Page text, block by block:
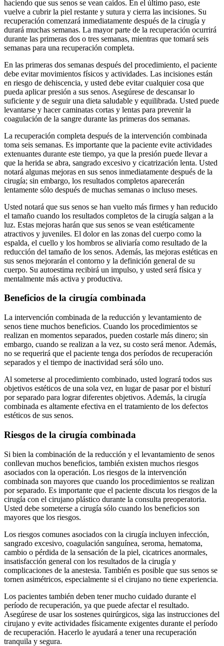
haciendo que sus senos se vean caídos. En el último paso, este
vuelve a cubrir la piel restante y sutura y cierra las incisiones. Su
recuperación comenzará inmediatamente después de la cirugía y
durará muchas semanas. La mayor parte de la recuperación ocurrirá
durante las primeras dos o tres semanas, mientras que tomará seis
semanas para una recuperación completa.
En las primeras dos semanas después del procedimiento, el paciente
debe evitar movimientos físicos y actividades. Las incisiones están
en riesgo de dehiscencia, y usted debe evitar cualquier cosa que
pueda aplicar presión a sus senos. Asegúrese de descansar lo
suficiente y de seguir una dieta saludable y equilibrada. Usted puede
levantarse y hacer caminatas cortas y lentas para prevenir la
coagulación de la sangre durante las primeras dos semanas.
La recuperación completa después de la intervención combinada
toma seis semanas. Es importante que la paciente evite actividades
extenuantes durante este tiempo, ya que la presión puede llevar a
que la herida se abra, sangrado excesivo y cicatrización lenta. Usted
notará algunas mejoras en sus senos inmediatamente después de la
cirugía; sin embargo, los resultados completos aparecerán
lentamente sólo después de muchas semanas o incluso meses.
Usted notará que sus senos se han vuelto más firmes y han reducido
el tamaño cuando los resultados completos de la cirugía salgan a la
luz. Estas mejoras harán que sus senos se vean estéticamente
atractivos y juveniles. El dolor en las zonas del cuerpo como la
espalda, el cuello y los hombros se aliviaría como resultado de la
reducción del tamaño de los senos. Además, las mejoras estéticas en
sus senos mejorarán el contorno y la definición general de su
cuerpo. Su autoestima recibirá un impulso, y usted será física y
mentalmente más activa y productiva.
Beneficios de la cirugía combinada
La intervención combinada de la reducción y levantamiento de
senos tiene muchos beneficios. Cuando los procedimientos se
realizan en momentos separados, pueden costarle más dinero; sin
embargo, cuando se realizan a la vez, su costo será menor. Además,
no se requerirá que el paciente tenga dos períodos de recuperación
separados y el tiempo de inactividad será sólo uno.
Al someterse al procedimiento combinado, usted logrará todos sus
objetivos estéticos de una sola vez, en lugar de pasar por el bisturí
por separado para lograr diferentes objetivos. Además, la cirugía
combinada es altamente efectiva en el tratamiento de los defectos
estéticos de sus senos.
Riesgos de la cirugía combinada
Si bien la combinación de la reducción y el levantamiento de senos
conllevan muchos beneficios, también existen muchos riesgos
asociados con la operación. Los riesgos de la intervención
combinada son mayores que cuando los procedimientos se realizan
por separado. Es importante que el paciente discuta los riesgos de la
cirugía con el cirujano plástico durante la consulta preoperatoria.
Usted debe someterse a cirugía sólo cuando los beneficios son
mayores que los riesgos.
Los riesgos comunes asociados con la cirugía incluyen infección,
sangrado excesivo, coagulación sanguínea, seroma, hematoma,
cambio o pérdida de la sensación de la piel, cicatrices anormales,
insatisfacción general con los resultados de la cirugía y
complicaciones de la anestesia. También es posible que sus senos se
tornen asimétricos, especialmente si el cirujano no tiene experiencia.
Los pacientes también deben tener mucho cuidado durante el
período de recuperación, ya que puede afectar el resultado.
Asegúrese de usar los sostenes quirúrgicos, siga las instrucciones del
cirujano y evite actividades físicamente exigentes durante el período
de recuperación. Hacerlo le ayudará a tener una recuperación
tranquila y segura.